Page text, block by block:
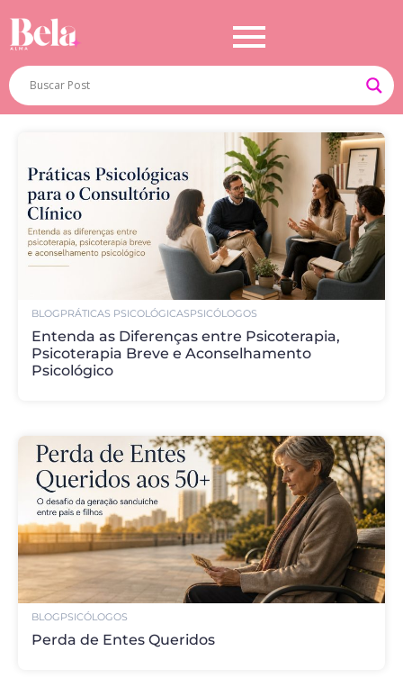
BLOGPRÁTICAS PSICOLÓGICASPSICÓLOGOS
Entenda as Diferenças entre Psicoterapia,
Psicoterapia Breve e Aconselhamento
Psicológico
BLOGPSICÓLOGOS
Perda de Entes Queridos